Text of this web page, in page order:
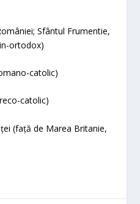
Sfântul Frumentie,
ortodox)
catolic)
catolic)
(față de Marea Britanie,